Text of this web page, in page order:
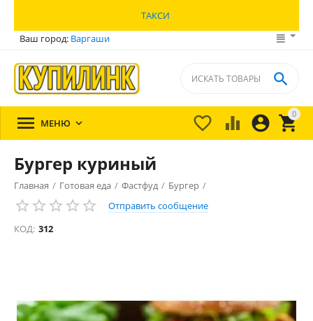
ТАКСИ
Ваш город: Варгаши
0


 

 МЕНЮ 
Бургер куриный
Главная / Готовая еда / Фастфуд / Бургер /
Отправить сообщение
КОД: 312